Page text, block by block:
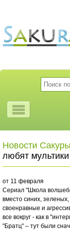
Новости
любят мультики
от 11 февраля
Сериал "Школа
вместо синих,
своенравные и
все вокруг - как в
"Братц" – тут были